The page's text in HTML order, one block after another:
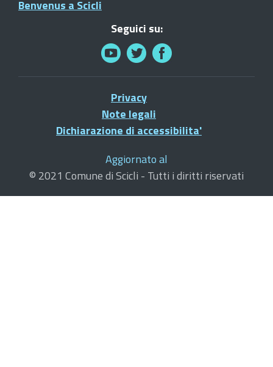
Benvenus a Scicli
Seguici su:
Privacy
Note legali
Dichiarazione di accessibilita'
Aggiornato al
© 2021 Comune di Scicli - Tutti i diritti riservati